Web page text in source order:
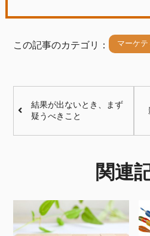
この記事のカテゴリ： マーケ
結果が出ないとき、まず
疑うべきこと
関連